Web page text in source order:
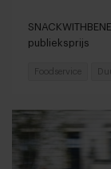
publieksprijs
Foodservice